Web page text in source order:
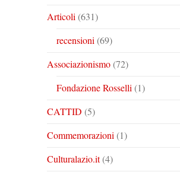
Articoli (631)
recensioni (69)
Associazionismo(72)
Fondazione Rosselli (1)
CATTID (5)
Commemorazioni (1)
Culturalazio.it(4)